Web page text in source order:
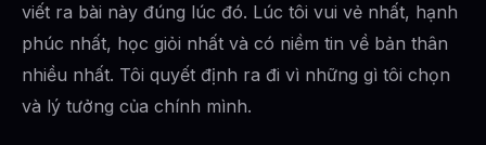
viết ra bài này đúng lúc đó. Lúc tôi vui vẻ nhất, hạnh
phúc nhất, học giỏi nhất và có niềm tin về bản thân
nhiều nhất. Tôi quyết định ra đi vì những gì tôi chọn
và lý tưởng của chính mình.